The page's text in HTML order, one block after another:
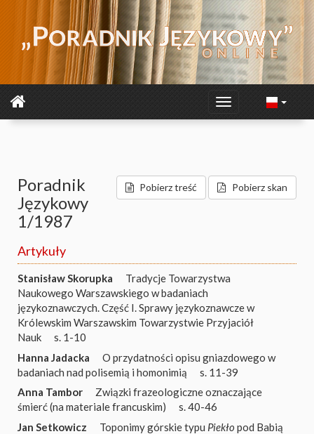
Pobierz treść Pobierz skan
Poradnik
Językowy
1/1987
Artykuły
Stanisław Skorupka
Tradycje Towarzystwa
Naukowego Warszawskiego w badaniach
językoznawczych. Część I. Sprawy językoznawcze w
Królewskim Warszawskim Towarzystwie Przyjaciół
Nauk
s. 1-10
Hanna Jadacka
O przydatności opisu gniazdowego w
badaniach nad polisemią i homonimią
s. 11-39
Anna Tambor
Związki frazeologiczne oznaczające
śmierć (na materiale francuskim)
s. 40-46
Jan Setkowicz
Toponimy górskie typu Piekło pod Babią